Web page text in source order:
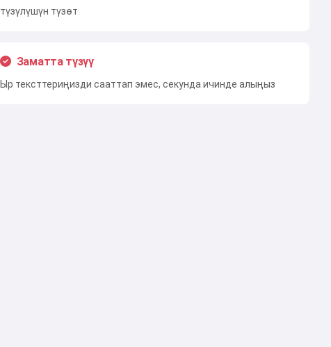
түзүлүшүн түзөт
Заматта түзүү
Ыр тексттериңизди сааттап эмес, секунда ичинде алыңыз